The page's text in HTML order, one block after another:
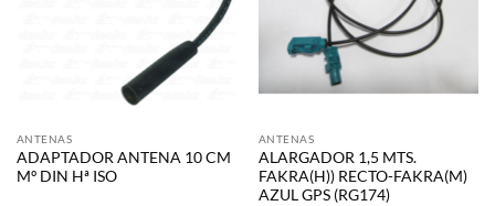
ANTENAS
ADAPTADOR ANTENA 10 CM
Mº DIN Hª ISO
ANTENAS
ALARGADOR 1,5 MTS.
FAKRA(H)) RECTO-FAKRA(M)
AZUL GPS (RG174)